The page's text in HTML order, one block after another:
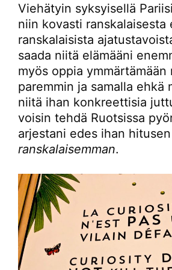
Viehätyin syksyisellä
niin kovasti ranskalaisesta
ranskalaisista
saada niitä elämääni
myös oppia ymmärtämään
paremmin ja samalla ehkä
niitä ihan konkreettisia
voisin tehdä Ruotsissa
arjestani edes ihan hitusen
ranskalaisemman.